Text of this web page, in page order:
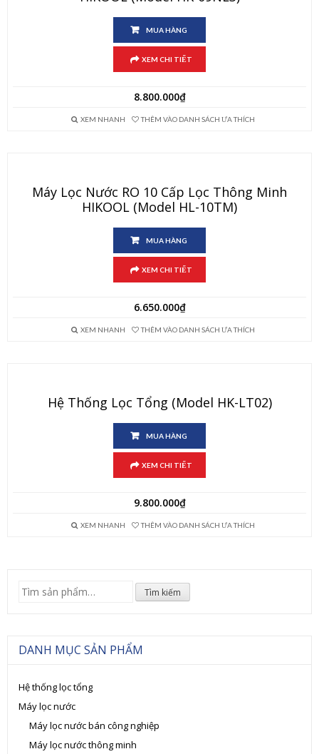
MUA HÀNG
XEM CHI TIẾT
8.800.000₫
XEM NHANH THÊM VÀO DANH SÁCH ƯA THÍCH
Máy Lọc Nước RO 10 Cấp Lọc Thông Minh
HIKOOL (Model HL-10TM)
MUA HÀNG
XEM CHI TIẾT
6.650.000₫
XEM NHANH THÊM VÀO DANH SÁCH ƯA THÍCH
Hệ Thống Lọc Tổng (Model HK-LT02)
MUA HÀNG
XEM CHI TIẾT
9.800.000₫
XEM NHANH THÊM VÀO DANH SÁCH ƯA THÍCH
Tìm
Tìm kiếm
DANH MỤC SẢN PHẨM
Hệ thống lọc tổng
Máy lọc nước
Máy lọc nước bán công nghiệp
Máy lọc nước thông minh